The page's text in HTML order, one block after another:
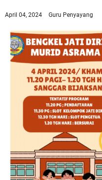
April 04, 2024 Guru Penyayang